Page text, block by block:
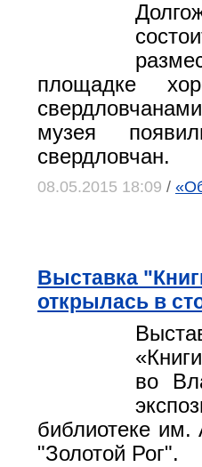
площадке
музея
свердловчан.
08.05.2015 18:09 /
Выставка
открылась в
во
библиотеке им.
"Золотой Рог".